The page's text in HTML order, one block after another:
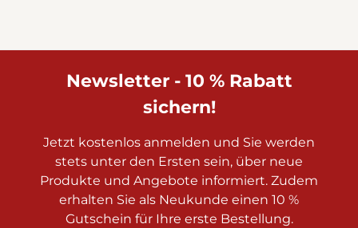
Newsletter - 10 % Rabatt
sichern!
Jetzt kostenlos anmelden und Sie werden
stets unter den Ersten sein, über neue
Produkte und Angebote informiert. Zudem
erhalten Sie als Neukunde einen 10 %
Gutschein für Ihre erste Bestellung.